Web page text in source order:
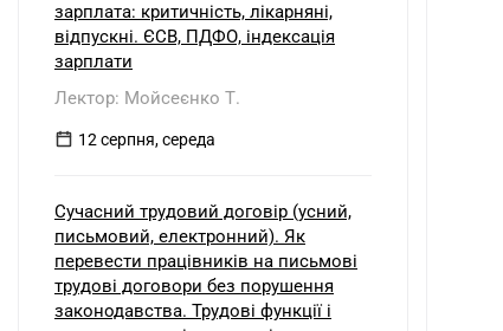
зарплата: критичність, лікарняні,
відпускні. ЄСВ, ПДФО, індексація
зарплати
Лектор: Мойсеєнко Т.
12 серпня, середа
Сучасний трудовий договір (усний,
письмовий, електронний). Як
перевести працівників на письмові
трудові договори без порушення
законодавства. Трудові функції і